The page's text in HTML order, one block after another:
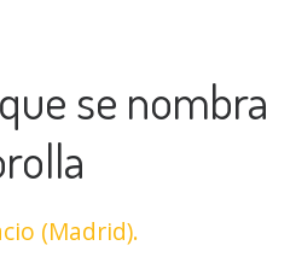
se nombra
(Madrid).